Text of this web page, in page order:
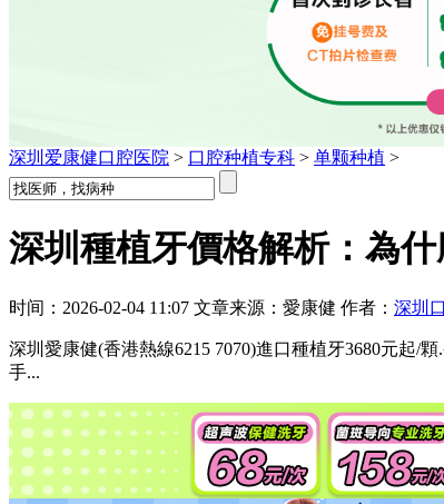
深圳爱康健口腔医院 > 口腔种植专科 > 单颗种植 >
深圳種植牙價格解析：為
时间：2026-02-04 11:07 文章来源：愛康健 作者： 深圳
深圳愛康健(香港熱線6215 7070)進口種植牙3680元起/
手...